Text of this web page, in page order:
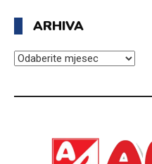
ARHIVA
ARHIVA